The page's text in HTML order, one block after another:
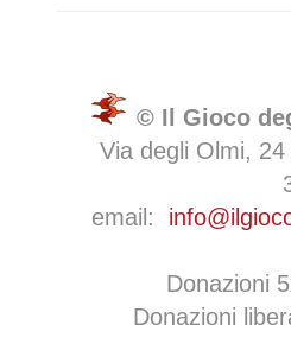
© Il Gioco
Via degli Olmi,
email:
Donazioni
Donazioni